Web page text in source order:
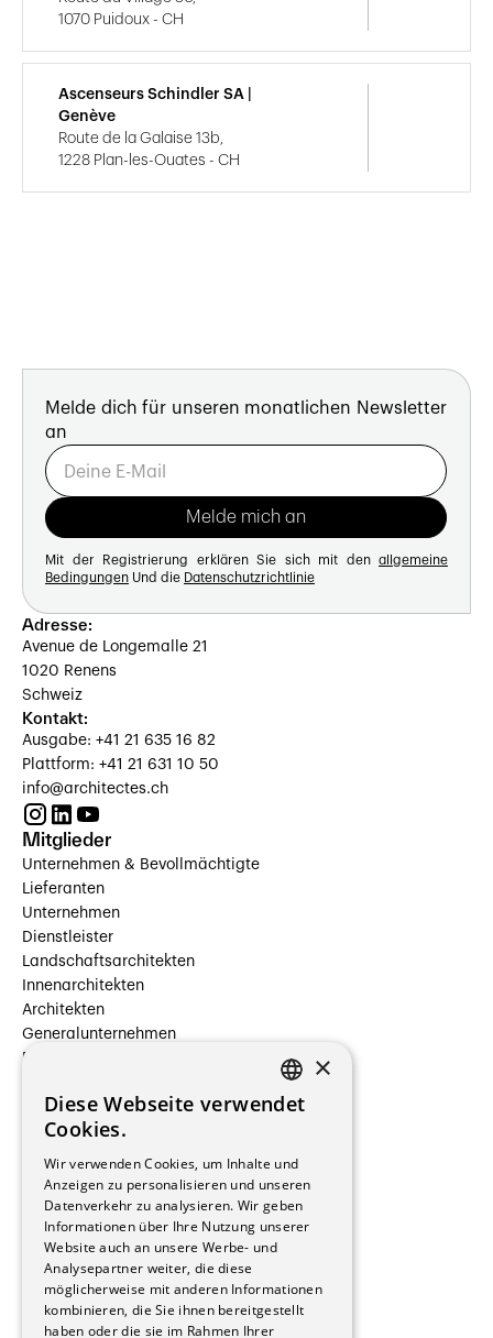
1070 Puidoux - CH
Ascenseurs Schindler SA |
Genève
Route de la Galaise 13b,
1228 Plan-les-Ouates - CH
Melde dich für unseren monatlichen Newsletter
an
Mit der Registrierung erklären Sie sich mit den allgemeine
Bedingungen Und die Datenschutzrichtlinie
Adresse:
Avenue de Longemalle 21
1020 Renens
Schweiz
Kontakt:
Ausgabe: +41 21 635 16 82
Plattform: +41 21 631 10 50
info@architectes.ch
Mitglieder
Unternehmen & Bevollmächtigte
Lieferanten
Unternehmen
Dienstleister
Landschaftsarchitekten
Innenarchitekten
Architekten
Generalunternehmen
Beauftragte Unternehmen
Hersteller/Lieferanten
Bauherrschaften
Immobilienverwaltungsgesellschaften
Stockwerkeigentum
Reportagen
Wohnungen
Renovierungen
Innere Umbauten
Gastgewerbe und Tourismus
Verwaltungsgebäude und Geschäfte
FRENCH
×
Diese Webseite verwendet
Cookies.
Wir verwenden Cookies, um Inhalte und
Anzeigen zu personalisieren und unseren
Datenverkehr zu analysieren. Wir geben
Informationen über Ihre Nutzung unserer
Website auch an unsere Werbe- und
Analysepartner weiter, die diese
möglicherweise mit anderen Informationen
kombinieren, die Sie ihnen bereitgestellt
haben oder die sie im Rahmen Ihrer